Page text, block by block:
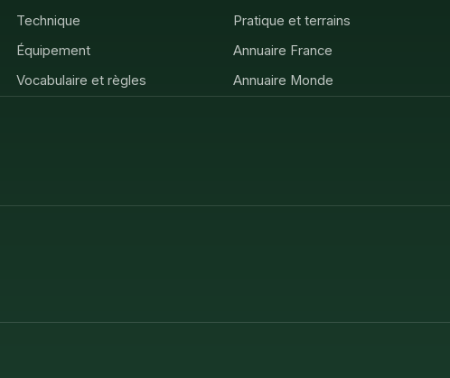
Technique
Équipement
Vocabulaire et règles
Pratique et terrains
Annuaire France
Annuaire Monde